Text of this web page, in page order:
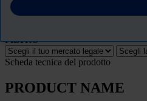
PRODUCT NAME
FILTRO
Scheda tecnica del prodotto
PRODUCT NAME